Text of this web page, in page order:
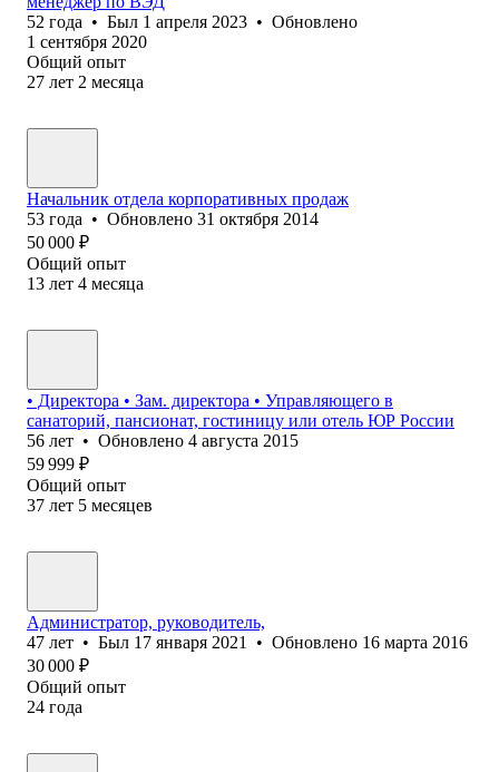
52 года • Был 1 апреля 2023 • Обновлено
1 сентября 2020
Общий опыт
27 лет 2 месяца
Начальник отдела корпоративных продаж
53 года • Обновлено 31 октября 2014
50 000 ₽
Общий опыт
13 лет 4 месяца
• Директора • Зам. директора • Управляющего в
санаторий, пансионат, гостиницу или отель ЮР России
56 лет • Обновлено 4 августа 2015
59 999 ₽
Общий опыт
37 лет 5 месяцев
Администратор, руководитель,
47 лет • Был 17 января 2021 • Обновлено 16 марта 2016
30 000 ₽
Общий опыт
24 года